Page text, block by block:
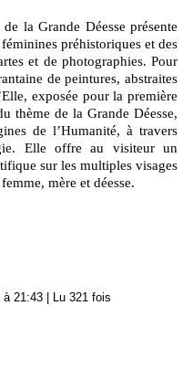
la Grande Déesse présente
préhistoriques et des
et de photographies. Pour
de peintures, abstraites
exposée pour la première
thème de la Grande Déesse,
de l’Humanité, à travers
Elle offre au visiteur un
sur les multiples visages
mère et déesse.
21:43 | Lu 321 fois